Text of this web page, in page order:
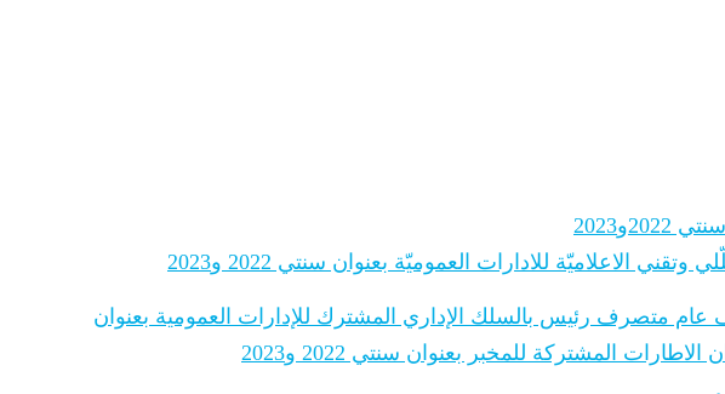
الاعلاميّة للادارات العموميّة بعنوان سنتي 2022 و2023
عام متصرف رئيس بالسلك الإداري المشترك للإدارات العمومية بعنوان
المشتركة للمخبر بعنوان سنتي 2022 و2023